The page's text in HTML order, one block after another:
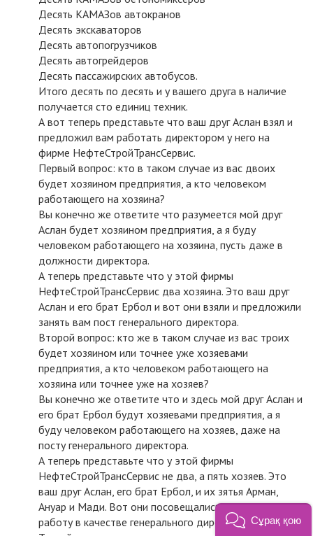
Десять КАМАЗов автокранов
Десять экскаваторов
Десять автопогрузчиков
Десять автогрейдеров
Десять пассажирских автобусов.
Итого десять по десять и у вашего друга в наличие
получается сто единиц техник.
А вот теперь представьте что ваш друг Аслан взял и
предложил вам работать директором у него на
фирме НефтеСтройТрансСервис.
Первый вопрос: кто в таком случае из вас двоих
будет хозяином предприятия, а кто человеком
работающего на хозяина?
Вы конечно же ответите что разумеется мой друг
Аслан будет хозяином предприятия, а я буду
человеком работающего на хозяина, пусть даже в
должности директора.
А теперь представьте что у этой фирмы
НефтеСтройТрансСервис два хозяина. Это ваш друг
Аслан и его брат Ербол и вот они взяли и предложили
занять вам пост генерального директора.
Второй вопрос: кто же в таком случае из вас троих
будет хозяином или точнее уже хозяевами
предприятия, а кто человеком работающего на
хозяина или точнее уже на хозяев?
Вы конечно же ответите что и здесь мой друг Аслан и
его брат Ербол будут хозяевами предприятия, а я
буду человеком работающего на хозяев, даже на
посту генерального директора.
А теперь представьте что у этой фирмы
НефтеСтройТрансСервис не два, а пять хозяев. Это
ваш друг Аслан, его брат Ербол, и их зятья Арман,
Ануар и Мади. Вот они посовещались и приняли вас на
работу в качестве генерального директора. Сұрақ қою